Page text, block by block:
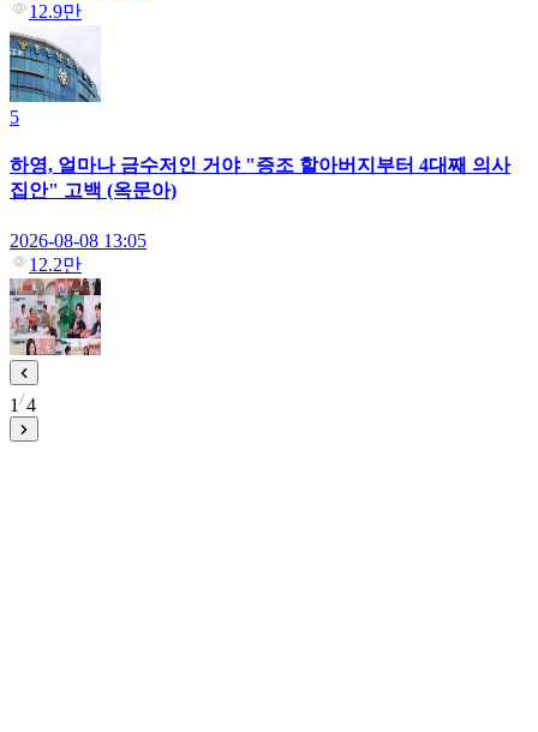
12.9만
5
하영, 얼마나 금수저인 거야 "증조 할아버지부터 4대째 의사
집안" 고백 (옥문아)
2026-08-08 13:05
12.2만
1 4